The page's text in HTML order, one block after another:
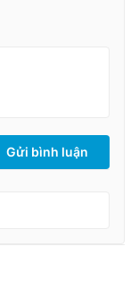
Gửi bình luận